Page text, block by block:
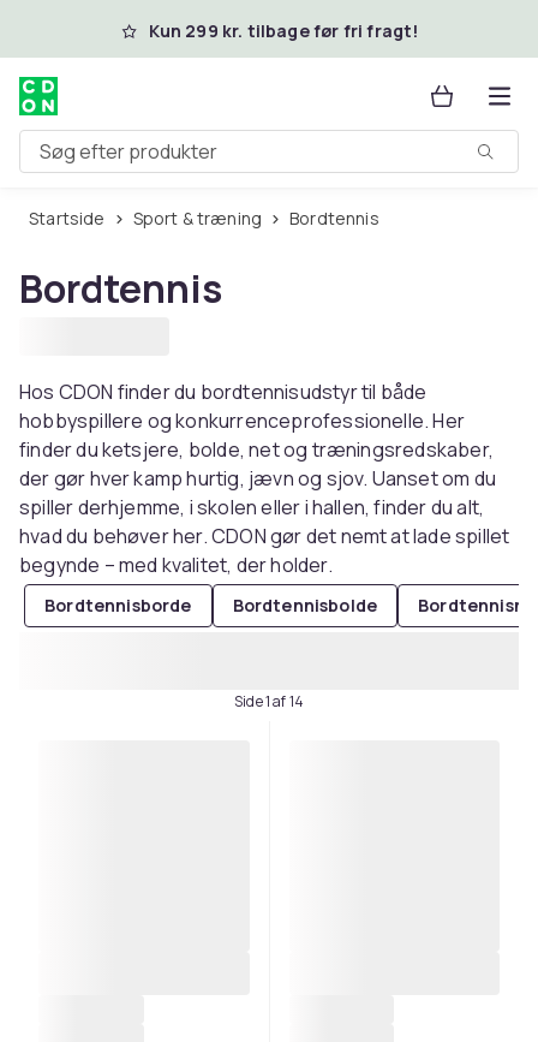
Spring til hovedindhold
Kun 299 kr. tilbage før fri fragt!
Søg efter produkter
Startside Sport & træning Bordtennis
Bordtennis
Hos CDON finder du bordtennisudstyr til både
hobbyspillere og konkurrenceprofessionelle. Her
finder du ketsjere, bolde, net og træningsredskaber,
der gør hver kamp hurtig, jævn og sjov. Uanset om du
spiller derhjemme, i skolen eller i hallen, finder du alt,
hvad du behøver her. CDON gør det nemt at lade spillet
begynde – med kvalitet, der holder.
Bordtennisborde Bordtennisbolde
Side 1 af 14